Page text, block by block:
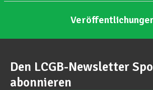
Den LCGB-Newsletter
abonnieren